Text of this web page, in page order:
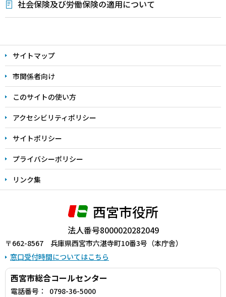
社会保険及び労働保険の適用について
文
こ
こ
ま
で
サイトマップ
市関係者向け
このサイトの使い方
アクセシビリティポリシー
サイトポリシー
プライバシーポリシー
リンク集
西宮市役所
法人番号8000020282049
〒662-8567 兵庫県西宮市六湛寺町10番3号（本庁舎）
窓口受付時間についてはこちら
西宮市総合コールセンター
電話番号： 0798-36-5000